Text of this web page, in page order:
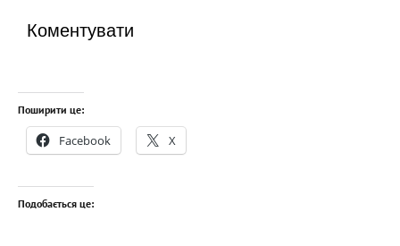
Коментувати
Поширити це:
Facebook X
Подобається це: